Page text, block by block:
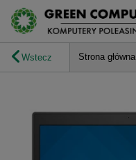
Wstecz Strona główna